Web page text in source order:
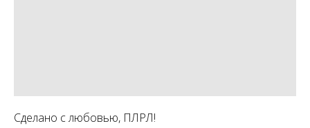
Сделано с любовью, ПЛРЛ!